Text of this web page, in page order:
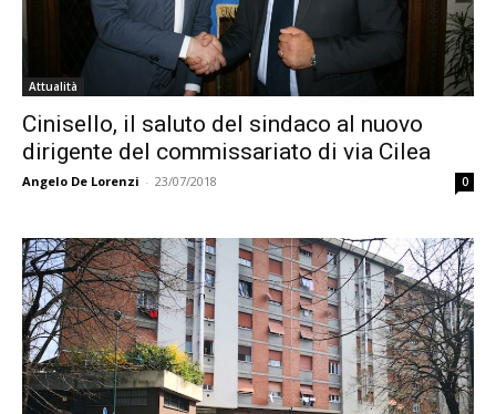
Attualità
Cinisello, il saluto del sindaco al nuovo
dirigente del commissariato di via Cilea
Angelo De Lorenzi - 23/07/2018 0